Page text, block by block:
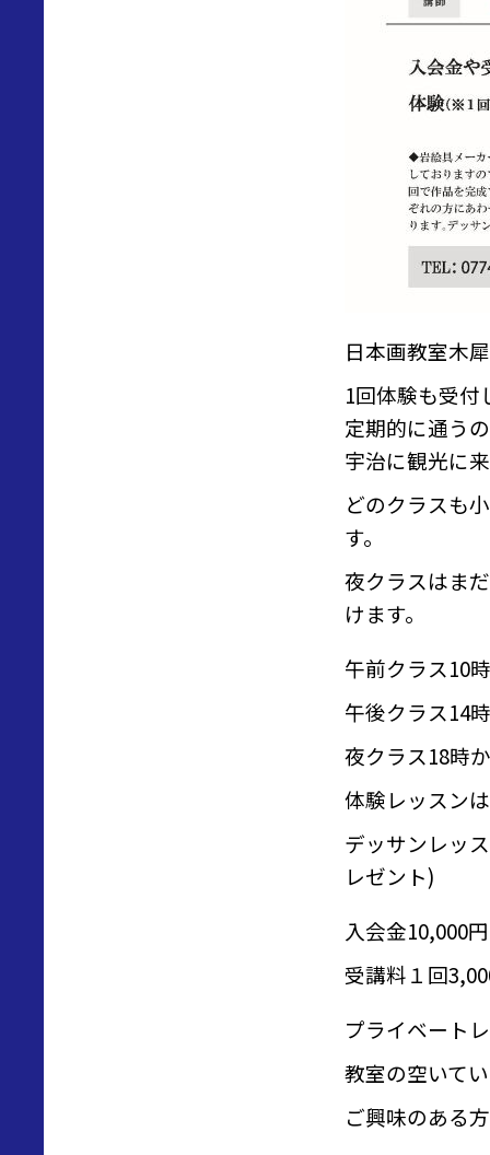
日本画教室木
1回体験も受付
定期的に通う
宇治に観光に
どのクラスも
す。
夜クラスはま
けます。
午前クラス10
午後クラス14
夜クラス18時
体験レッスン
デッサンレッ
レゼント)
入会金10,000円
受講料１回
プライベート
教室の空いて
ご興味のある